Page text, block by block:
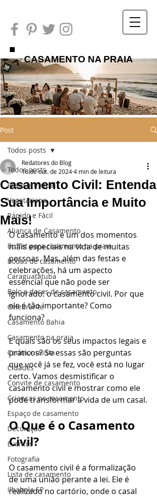
CASAMENTO NA PRAIA
Post
Todos posts
Prato principal
Vegetariano
Rápido e Fácil
Aliança de Casamento
Buffet para casamento na praia
Bodas de casamento
Caraguatatuba
Bolo e doces de casamento
Celebrante
Casamento Bahia
Casamento na praia
Cerimonialista
Cidades
Convite de casamento
Crianças no casamento
Espaço de casamento
Decoração
Eventos
Fotografia
Lista de casamento
Ilhabela SP
Todos posts
Casamento Civil: Entenda
Sua Importância e Muito
Mais!
Redatores do Blog
18 de out. de 20244 min de leitura
O casamento é um dos momentos
mais especiais na vida de muitas
pessoas. Mas, além das festas e
celebrações, há um aspecto
essencial que não pode ser
ignorado: o casamento civil. Por que
ele é tão importante? Como
funciona?
E quais são os seus impactos legais e
práticos? Se essas são perguntas
que você já se fez, você está no lugar
certo. Vamos desmistificar o
casamento civil e mostrar como ele
pode transformar a vida de um casal.
O Que é o Casamento
Civil?
O casamento civil é a formalização
de uma união perante a lei. Ele é
realizado no cartório, onde o casal